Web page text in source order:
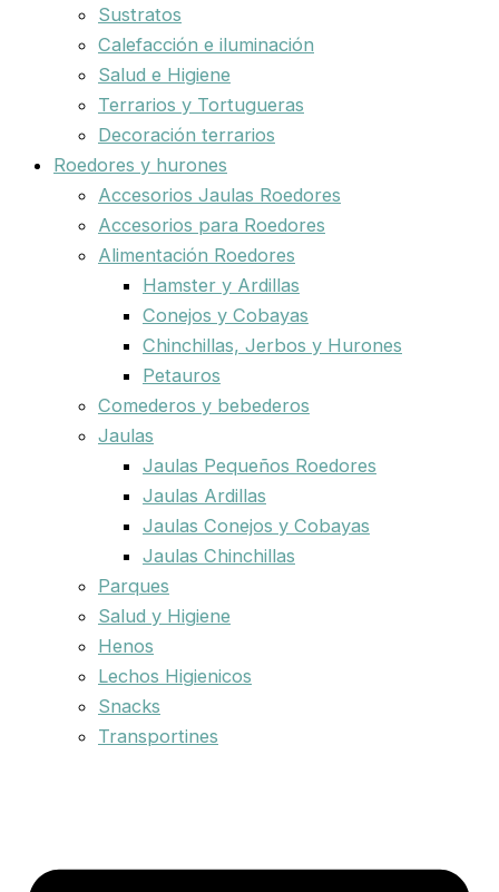
Sustratos
Calefacción e iluminación
Salud e Higiene
Terrarios y Tortugueras
Decoración terrarios
Roedores y hurones
Accesorios Jaulas Roedores
Accesorios para Roedores
Alimentación Roedores
Hamster y Ardillas
Conejos y Cobayas
Chinchillas, Jerbos y Hurones
Petauros
Comederos y bebederos
Jaulas
Jaulas Pequeños Roedores
Jaulas Ardillas
Jaulas Conejos y Cobayas
Jaulas Chinchillas
Parques
Salud y Higiene
Henos
Lechos Higienicos
Snacks
Transportines